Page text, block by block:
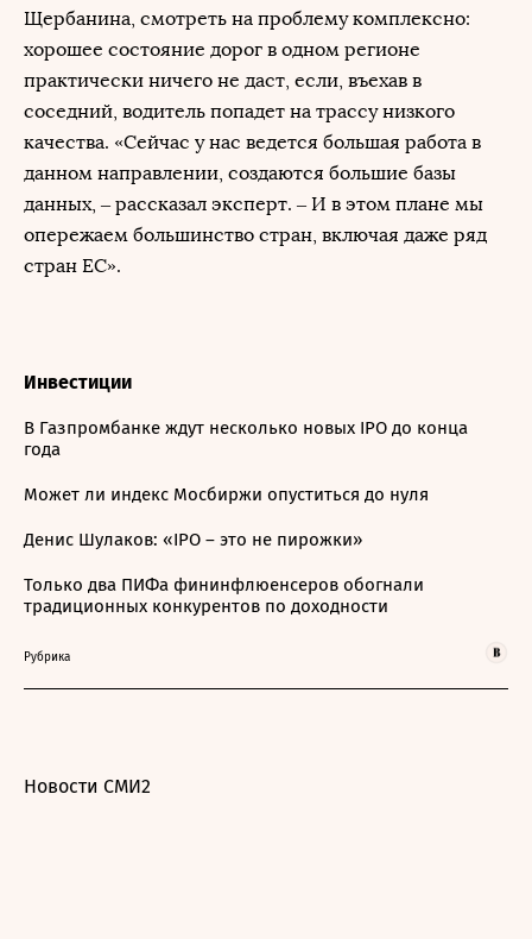
Щербанина, смотреть на проблему комплексно:
хорошее состояние дорог в одном регионе
практически ничего не даст, если, въехав в
соседний, водитель попадет на трассу низкого
качества. «Сейчас у нас ведется большая работа в
данном направлении, создаются большие базы
данных, – рассказал эксперт. – И в этом плане мы
опережаем большинство стран, включая даже ряд
стран ЕС».
Инвестиции
В Газпромбанке ждут несколько новых IPO до конца
года
Может ли индекс Мосбиржи опуститься до нуля
Денис Шулаков: «IPO – это не пирожки»
Только два ПИФа фининфлюенсеров обогнали
традиционных конкурентов по доходности
Рубрика
Новости СМИ2